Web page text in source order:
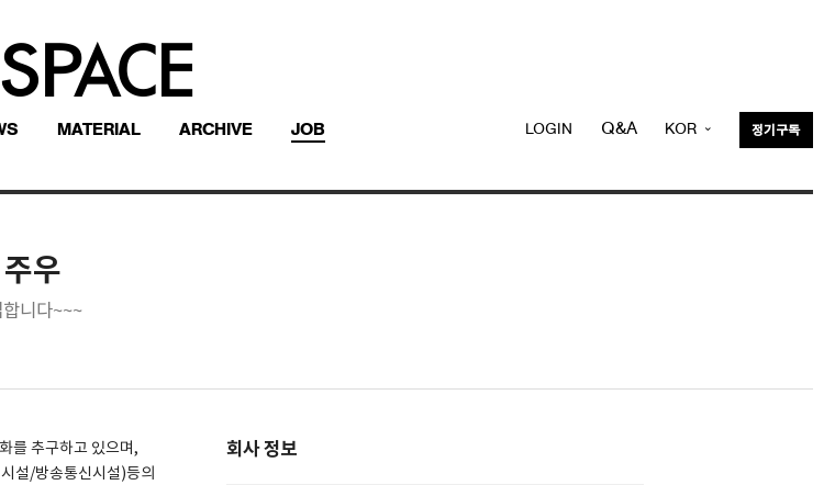
MATERIAL ARCHIVE
JOB
LOGIN Q&A KOR 정기구독
우
니다~~~
를 추구하고 있으며,
설/방송통신시설)등의
회사 정보